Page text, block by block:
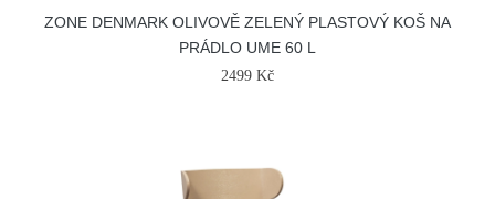
ZONE DENMARK OLIVOVĚ ZELENÝ PLASTOVÝ KOŠ NA
PRÁDLO UME 60 L
2499 Kč